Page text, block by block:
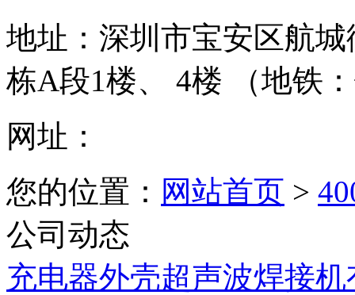
地址： 深圳市宝安区航
栋A段1楼、 4楼 （地铁
网址：
您的位置： 网站首页 >
公司动态
充电器外壳超声波焊接